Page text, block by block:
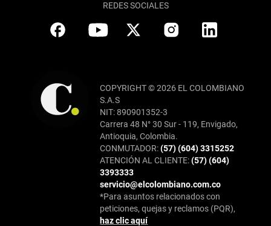
REDES SOCIALES
COPYRIGHT © 2026 EL COLOMBIANO
S.A.S
NIT: 890901352-3
Carrera 48 N° 30 Sur - 119, Envigado,
Antioquia, Colombia.
CONMUTADOR:(57) (604) 3315252
ATENCIÓN AL CLIENTE:(57) (604)
3393333
servicio@elcolombiano.com.co
*Para asuntos relacionados con
peticiones, quejas y reclamos (PQR),
haz clic aquí